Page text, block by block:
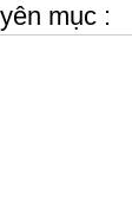
mục :